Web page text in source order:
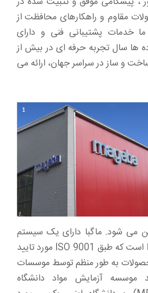
مقاوم و راهکارهای محافظت از
خدمات پشتیبانی فنی و دارای
ها سال تجربه حرفه ای در بیش از
ساخت و ساز در سراسر جهان، ارائه می
می شود. ماگبا دارای یک سیستم
کیفیت فرآیند گرا است که طبق ISO 9001 مورد تایید
به طور منظم توسط موسسات
موسسه آزمایش مواد دانشگاه